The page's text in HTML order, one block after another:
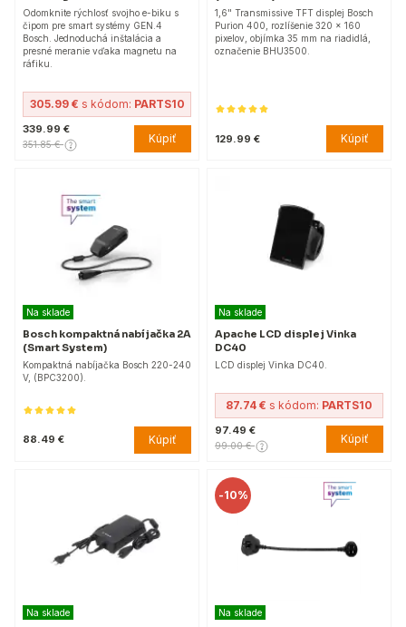
Odomknite rýchlosť svojho e-biku s
čipom pre smart systémy GEN.4
Bosch. Jednoduchá inštalácia a
presné meranie vďaka magnetu na
ráfiku.
305.99 € s kódom: PARTS10
339.99 €
351.85 € Kúpiť
1,6" Transmissive TFT displej Bosch
Purion 400, rozlíšenie 320 x 160
pixelov, objímka 35 mm na riadidlá,
označenie BHU3500.
129.99 € Kúpiť
Na sklade
Bosch kompaktná nabíjačka 2A
(Smart System)
Kompaktná nabíjačka Bosch 220-240
V, (BPC3200).
88.49 € Kúpiť
Na sklade
Apache LCD displej Vinka
DC40
LCD displej Vinka DC40.
87.74 € s kódom: PARTS10
97.49 €
99.00 € Kúpiť
Na sklade
-10%
Na sklade